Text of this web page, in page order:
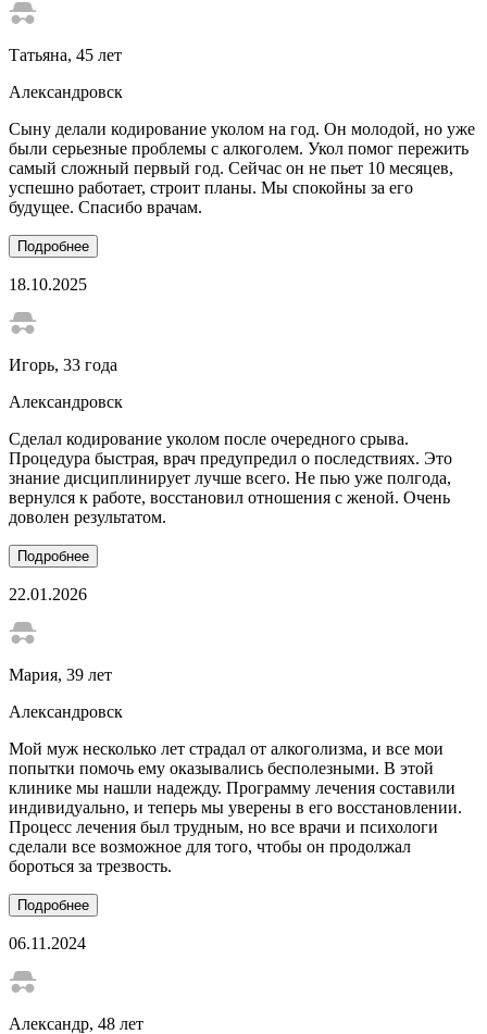
Татьяна, 45 лет
Александровск
Сыну делали кодирование уколом на год. Он молодой, но уже
были серьезные проблемы с алкоголем. Укол помог пережить
самый сложный первый год. Сейчас он не пьет 10 месяцев,
успешно работает, строит планы. Мы спокойны за его
будущее. Спасибо врачам.
Подробнее
18.10.2025
Игорь, 33 года
Александровск
Сделал кодирование уколом после очередного срыва.
Процедура быстрая, врач предупредил о последствиях. Это
знание дисциплинирует лучше всего. Не пью уже полгода,
вернулся к работе, восстановил отношения с женой. Очень
доволен результатом.
Подробнее
22.01.2026
Мария, 39 лет
Александровск
Мой муж несколько лет страдал от алкоголизма, и все мои
попытки помочь ему оказывались бесполезными. В этой
клинике мы нашли надежду. Программу лечения составили
индивидуально, и теперь мы уверены в его восстановлении.
Процесс лечения был трудным, но все врачи и психологи
сделали все возможное для того, чтобы он продолжал
бороться за трезвость.
Подробнее
06.11.2024
Александр, 48 лет